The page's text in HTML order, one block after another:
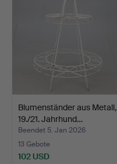
Blumenständer aus Metall,
19./21. Jahrhund…
Beendet 5. Jan 2026
13 Gebote
102 USD